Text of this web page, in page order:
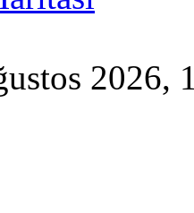
2026,